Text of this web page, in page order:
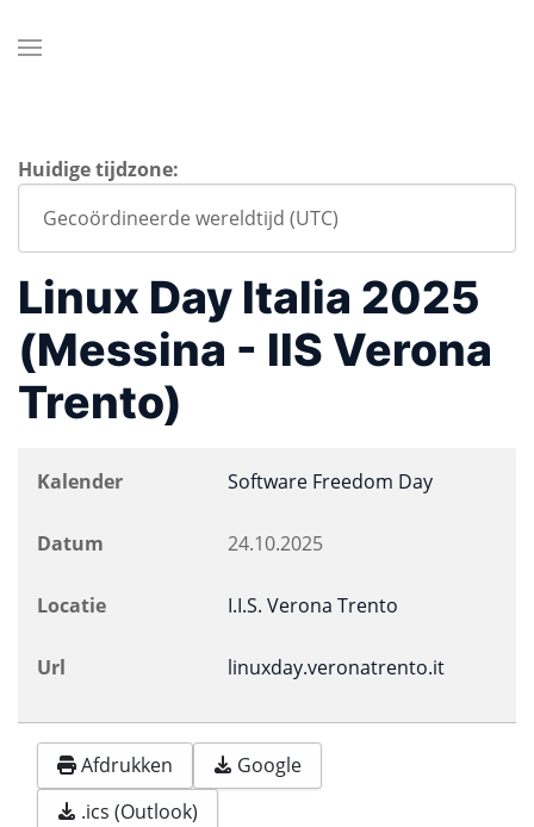
Huidige tijdzone:
Linux Day Italia 2025
(Messina - IIS Verona
Trento)
Kalender Software Freedom Day
Datum 24.10.2025
Locatie I.I.S. Verona Trento
Url linuxday.veronatrento.it
Afdrukken
Google
.ics (Outlook)